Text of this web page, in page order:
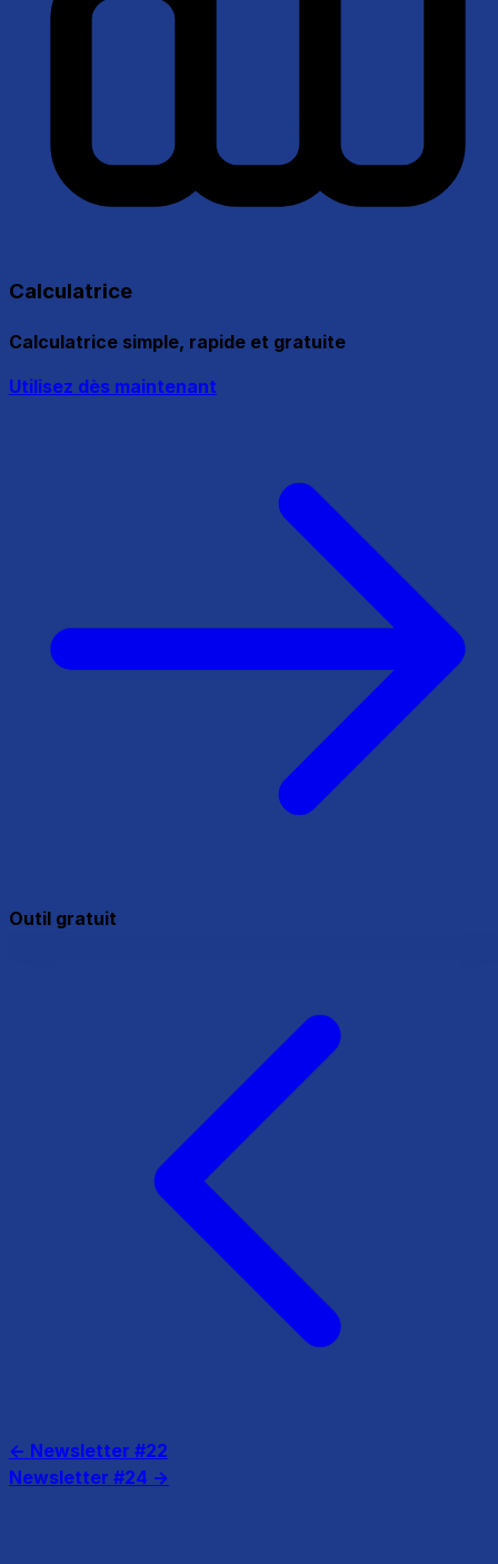
Calculatrice
Calculatrice simple, rapide et gratuite
Utilisez dès maintenant
Outil gratuit
← Newsletter #22
Newsletter #24 →